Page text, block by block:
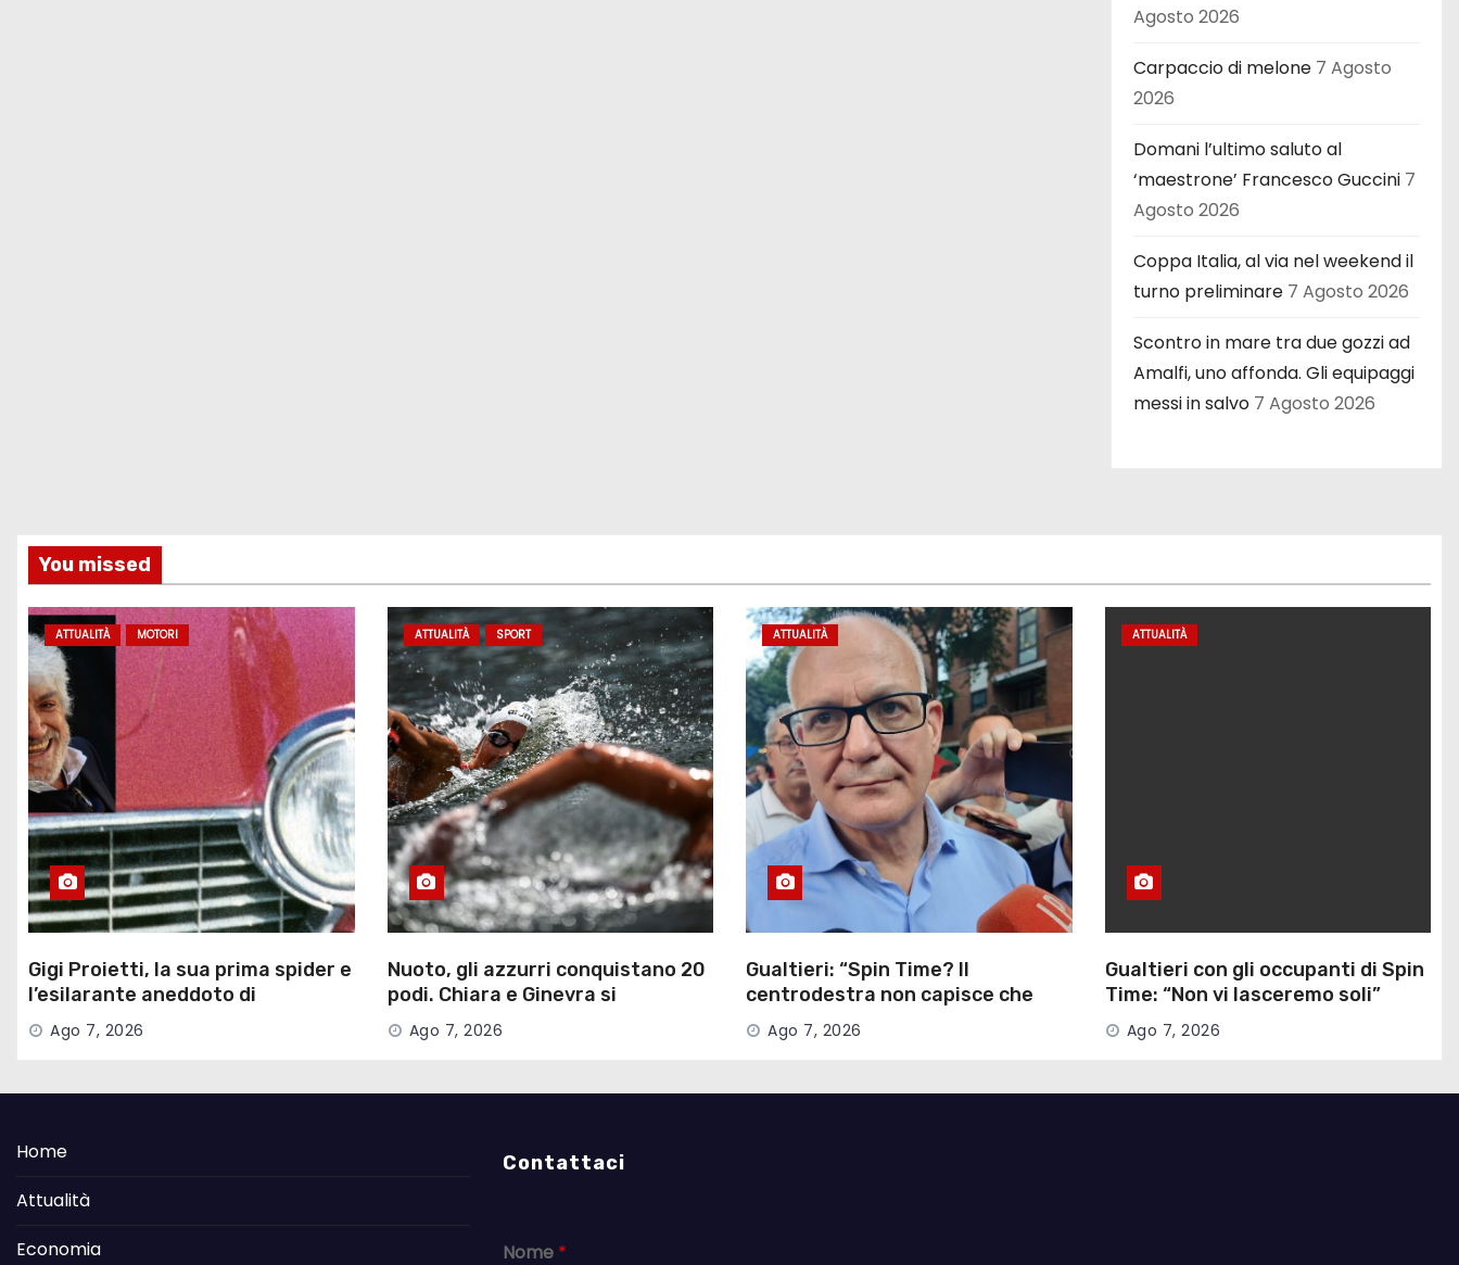
Agosto 2026
Carpaccio di melone 7 Agosto
2026
Domani l’ultimo saluto al
‘maestrone’ Francesco Guccini 7
Agosto 2026
Coppa Italia, al via nel weekend il
turno preliminare 7 Agosto 2026
Scontro in mare tra due gozzi ad
Amalfi, uno affonda. Gli equipaggi
messi in salvo 7 Agosto 2026
You missed
ATTUALITÀ MOTORI
Gigi Proietti, la sua prima spider e
l’esilarante aneddoto di
Ferragosto
Ago 7, 2026
ATTUALITÀ SPORT
Nuoto, gli azzurri conquistano 20
podi. Chiara e Ginevra si
confermano ‘regine’
Ago 7, 2026
ATTUALITÀ
Gualtieri: “Spin Time? Il
centrodestra non capisce che
parliamo di persone”
Ago 7, 2026
ATTUALITÀ
Gualtieri con gli occupanti di Spin
Time: “Non vi lasceremo soli”
Ago 7, 2026
Home
Attualità
Economia
Contattaci
Nome *